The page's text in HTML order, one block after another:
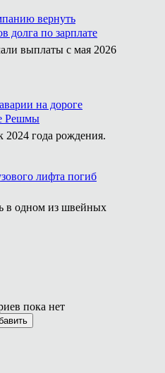
вернуть
долга по зарплате
выплаты с мая 2026
на дороге
Решмы
2024 года рождения.
лифта погиб
в одном из швейных
пока нет